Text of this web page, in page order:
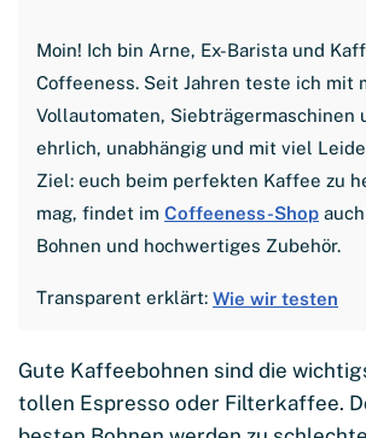
Moin! Ich bin Arne, Ex-Barista und
Coffeeness. Seit Jahren teste ich mit
Vollautomaten, Siebträgermaschinen
ehrlich, unabhängig und mit viel
Ziel: euch beim perfekten Kaffee zu
mag, findet im Coffeeness-Shop
Bohnen und hochwertiges Zubehör.
Transparent erklärt: Wie wir testen
Gute Kaffeebohnen sind die
tollen Espresso oder Filterkaffee.